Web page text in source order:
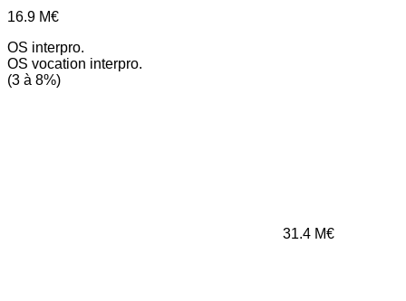
16.9 M€
OS interpro.
OS vocation interpro.
(3 à 8%)
31.4 M€